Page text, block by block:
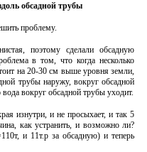
обсадной трубы
проблему.
поэтому сделали обсадную
в том, что когда несколько
на 20-30 см выше уровня земли,
трубы наружу, вокруг обсадной
вокруг обсадной трубы уходит.
изнутри, и не просыхает, и так 5
как устранить, и возможно ли?
и 11т.р за обсадную) и теперь